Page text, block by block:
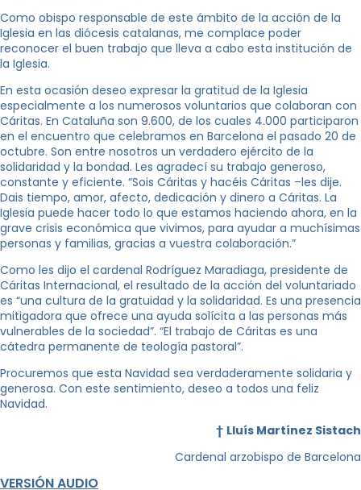
Como obispo responsable de este ámbito de la acción de la
Iglesia en las diócesis catalanas, me complace poder
reconocer el buen trabajo que lleva a cabo esta institución de
la Iglesia.
En esta ocasión deseo expresar la gratitud de la Iglesia
especialmente a los numerosos voluntarios que colaboran con
Cáritas. En Cataluña son 9.600, de los cuales 4.000 participaron
en el encuentro que celebramos en Barcelona el pasado 20 de
octubre. Son entre nosotros un verdadero ejército de la
solidaridad y la bondad. Les agradecí su trabajo generoso,
constante y eficiente. “Sois Cáritas y hacéis Cáritas –les dije.
Dais tiempo, amor, afecto, dedicación y dinero a Cáritas. La
Iglesia puede hacer todo lo que estamos haciendo ahora, en la
grave crisis económica que vivimos, para ayudar a muchísimas
personas y familias, gracias a vuestra colaboración.”
Como les dijo el cardenal Rodríguez Maradiaga, presidente de
Cáritas Internacional, el resultado de la acción del voluntariado
es “una cultura de la gratuidad y la solidaridad. Es una presencia
mitigadora que ofrece una ayuda solícita a las personas más
vulnerables de la sociedad”. “El trabajo de Cáritas es una
cátedra permanente de teología pastoral”.
Procuremos que esta Navidad sea verdaderamente solidaria y
generosa. Con este sentimiento, deseo a todos una feliz
Navidad.
† Lluís Martínez Sistach
Cardenal arzobispo de Barcelona
VERSIÓN AUDIO